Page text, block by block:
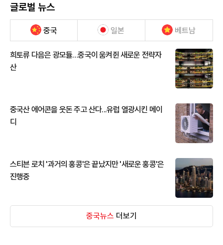
글로벌 뉴스
중국 일본 베트남
희토류 다음은 광모듈…중국이 움켜쥔 새로운 전략자
산
중국산 에어콘을 웃돈 주고 산다...유럽 열광시킨 메이
디
스티븐 로치 '과거의 홍콩'은 끝났지만 '새로운 홍콩'은
진행중
중국뉴스 더보기